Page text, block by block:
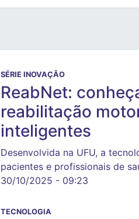
SÉRIE INOVAÇÃO
ReabNet:
reabilitação
inteligentes
Desenvolvida na UFU, a
pacientes e profissionais de
30/10/2025 - 09:23
TECNOLOGIA